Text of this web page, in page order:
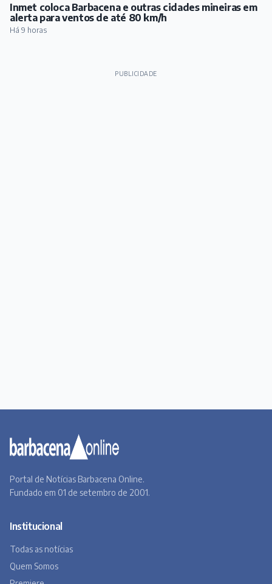
Inmet coloca Barbacena e outras cidades mineiras em
alerta para ventos de até 80 km/h
Há 9 horas
PUBLICIDADE
Portal de Notícias Barbacena Online.
Fundado em 01 de setembro de 2001.
Institucional
Todas as notícias
Quem Somos